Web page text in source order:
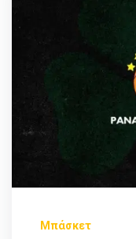
Μπάσκετ